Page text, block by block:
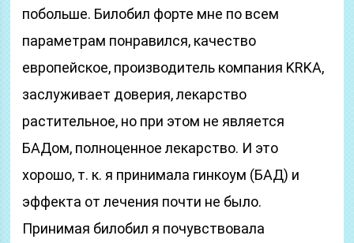
побольше. Билобил форте мне по всем
параметрам понравился, качество
европейское, производитель компания KRKA,
заслуживает доверия, лекарство
растительное, но при этом не является
БАДом, полноценное лекарство. И это
хорошо, т. к. я принимала гинкоум (БАД) и
эффекта от лечения почти не было.
Принимая билобил я почувствовала